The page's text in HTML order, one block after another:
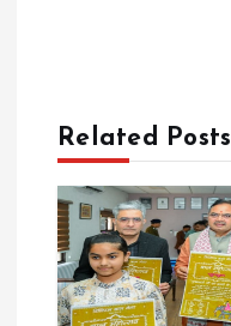
n
a
v
Related Posts